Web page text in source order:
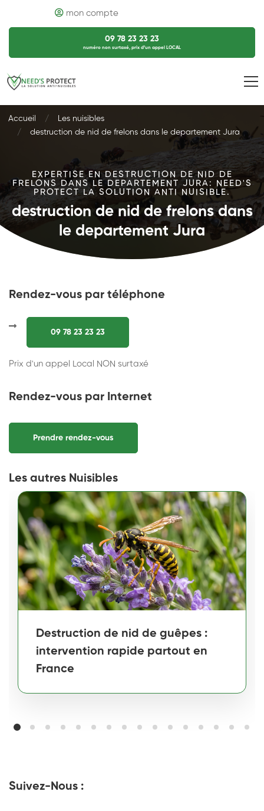
mon compte
09 78 23 23 23
numéro non surtaxé, prix d’un appel LOCAL
Accueil
Les nuisibles
destruction de nid de frelons dans le departement Jura
EXPERTISE EN DESTRUCTION DE NID DE
FRELONS DANS LE DEPARTEMENT JURA: NEED'S
PROTECT LA SOLUTION ANTI NUISIBLE.
destruction de nid de frelons dans
le departement Jura
Rendez-vous par téléphone
09 78 23 23 23
Prix d'un appel Local NON surtaxé
Rendez-vous par Internet
Prendre rendez-vous
Les autres Nuisibles
Destruction de nid de guêpes :
intervention rapide partout en
France
Suivez-Nous :